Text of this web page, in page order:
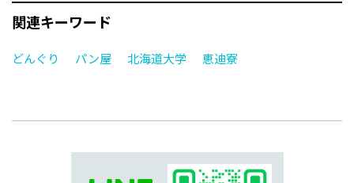
関連キーワード
どんぐり パン屋 北海道大学 恵迪寮